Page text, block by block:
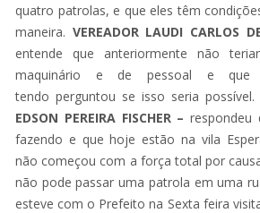
quatro patrolas, e que eles têm
maneira. VEREADOR LAUDI CARLOS
entende que anteriormente não
maquinário e de pessoal e que
tendo perguntou se isso seria possível.
EDSON PEREIRA FISCHER –
fazendo e que hoje estão na vila
não começou com a força total por
não pode passar uma patrola em uma
esteve com o Prefeito na Sexta feira